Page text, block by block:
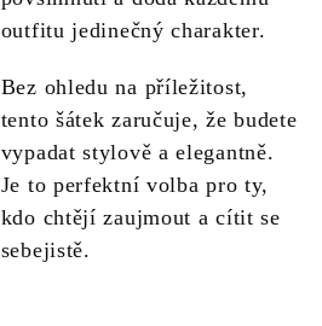
outfitu jedinečný charakter.
Bez ohledu na příležitost,
tento šátek zaručuje, že budete
vypadat stylově a elegantně.
Je to perfektní volba pro ty,
kdo chtějí zaujmout a cítit se
sebejistě.